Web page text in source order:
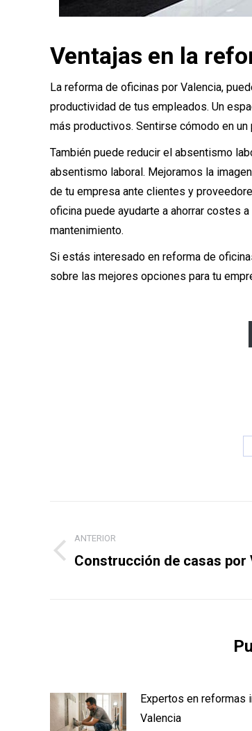
Ventajas en la
La reforma de oficinas por Valencia,
productividad de tus empleados. Un
más productivos. Sentirse cómodo en un
También puede reducir el absentismo
absentismo laboral. Mejoramos la
de tu empresa ante clientes y
oficina puede ayudarte a ahorrar costes
mantenimiento.
Si estás interesado en reforma de
sobre las mejores opciones para tu
entre
ANTERIOR
Publicación
Construcción de casas por
Expertos en reformas
Valencia